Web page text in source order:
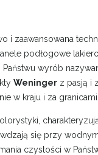
i zaawansowana
podłogowe
wyrób
Weninger z pasją i
w kraju i za granicami
się przy
czystości w